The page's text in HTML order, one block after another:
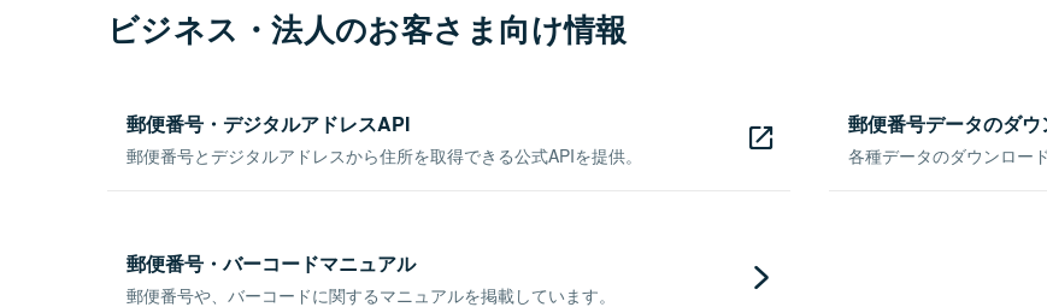
ビジネス・法人のお客さま向け情報
郵便番号・デジタルアドレスAPI
郵便番号とデジタルアドレスから住所を取得できる公式APIを提供。
郵便番号データのダウ
各種データのダウンロー
郵便番号・バーコードマニュアル
郵便番号や、バーコードに関するマニュアルを掲載しています。